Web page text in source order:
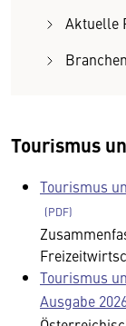
Aktuelle
Tourismus
Tourismus
Tourismus
Ausgabe